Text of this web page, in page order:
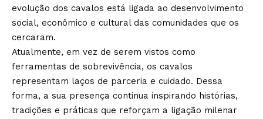
evolução dos cavalos está ligada ao desenvolvimento
social, econômico e cultural das comunidades que os
cercaram.
Atualmente, em vez de serem vistos como
ferramentas de sobrevivência, os cavalos
representam laços de parceria e cuidado. Dessa
forma, a sua presença continua inspirando histórias,
tradições e práticas que reforçam a ligação milenar